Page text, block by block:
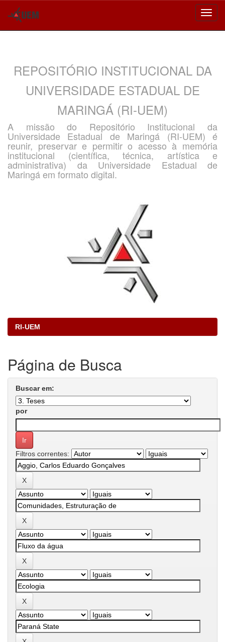
REPOSITÓRIO INSTITUCIONAL DA
UNIVERSIDADE ESTADUAL DE
MARINGÁ (RI-UEM)
A missão do Repositório Institucional da
Universidade Estadual de Maringá (RI-UEM) é
reunir, preservar e permitir o acesso à memória
institucional (científica, técnica, artística e
administrativa) da Universidade Estadual de
Maringá em formato digital.
RI-UEM
Página de Busca
Buscar em:
por
Filtros correntes: